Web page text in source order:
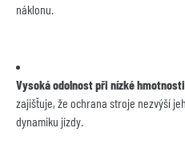
náklonu.
Vysoká odolnost při nízké
zajišťuje, že ochrana stroje nezvýší
dynamiku jízdy.